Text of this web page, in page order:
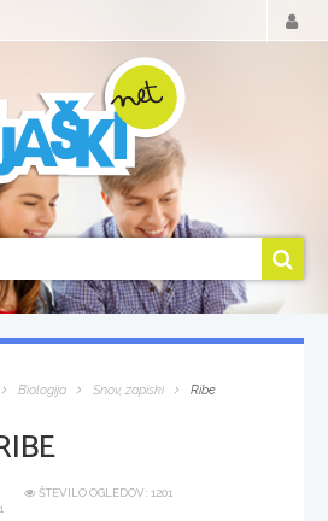
Biologija Snov, zapiski Ribe
ŠTEVILO OGLEDOV: 1201